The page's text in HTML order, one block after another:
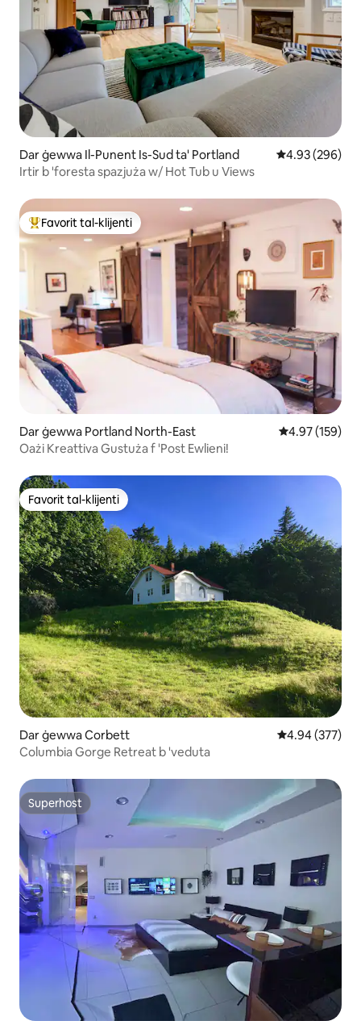
Dar ġewwa Il-Punent Is-Sud ta' Portland Rating medju
4.93 (296)
Irtir b 'foresta spazjuża w/ Hot Tub u Views
Wieħed mill-aqwa favoriti tal-klijenti
Favorit tal-klijenti
Dar ġewwa Portland North-East Rating medju
4.97 (159)
Oażi Kreattiva Gustuża f 'Post Ewlieni!
Favorit tal-klijenti
Favorit tal-klijenti
Dar ġewwa Corbett Rating medju
4.94 (377)
Columbia Gorge Retreat b 'veduta
Superhost
Superhost